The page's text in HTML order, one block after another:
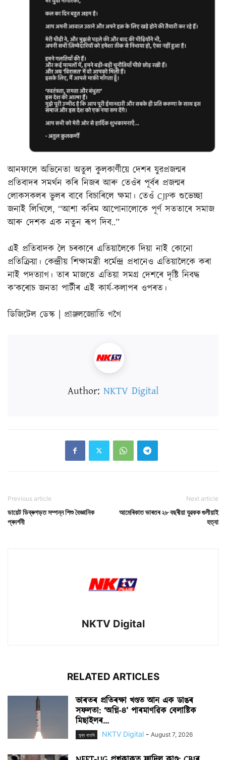
আনফালে অভিনেতা অতুল কুলকাৰ্ণীয়ে দেশৰ যুৱপ্ৰজন্মৰ
প্ৰতিবাদৰ সমৰ্থন কৰি নিজৰ আৰু তেওঁৰ পূৰ্বৰ প্ৰজন্মৰ
লোকসকলৰ ভুলৰ বাবে বিচাৰিলে ক্ষমা। তেওঁ CJPক শুভেচ্ছা
জনাই লিখিলে, ‘‘আশা কৰিম আপোনালোকে পূৰ্ণ সততাৰে সমাজ
আৰু দেশক এক নতুন ৰূপ দিব..’’
এই প্ৰতিবাদক লৈ চৰকাৰে এতিয়ালৈকে দিয়া নাই কোনো
প্ৰতিক্ৰিয়া। কেন্দ্ৰীয় শিক্ষামন্ত্ৰী ধৰ্মেন্দ্ৰ প্ৰধানেও এতিয়ালৈকে কৰা
নাই পদত্যাগ। তাৰ মাজতে এতিয়া সমগ্ৰ দেশৰে দৃষ্টি নিবদ্ধ
ক’কৰোচ জনতা পাৰ্টীৰ এই কাৰ্য-কলাপৰ ওপৰত।
ডিজিটেল ডেস্ক | প্ৰাঞ্জলজ্যোতি গগৈ
Author: NKTV Digital
Previous article
ডায়েট ডিব্ৰুগড়ত সম্পন্ন শিশু বৈজ্ঞানিক
প্ৰদৰ্শনী
Next article
আমেৰিকাত ভাৰতৰ ২৮ বছৰীয়া যুৱকক গুলীয়াই
হত্যা
NKTV Digital
RELATED ARTICLES
ভাৰতৰ প্ৰতিৰক্ষা খণ্ডত আন এক ডাঙৰ
সফলতা: ‘অগ্নি-৪’ পাৰমাণৱিক বেলাষ্টিক
মিছাইলৰ...
মুখ্য বাতৰি NKTV Digital - August 7, 2026